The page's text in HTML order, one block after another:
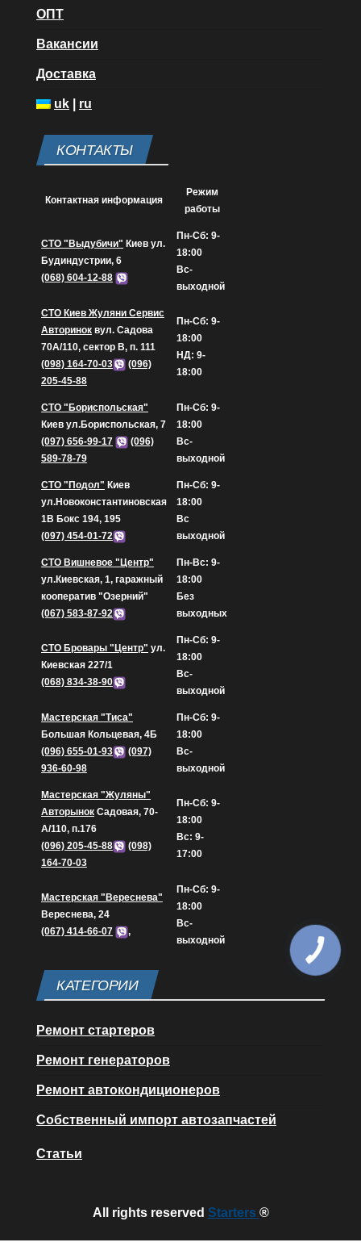
ОПТ
Вакансии
Доставка
uk ru
КОНТАКТЫ
Контактная информация
Режим
работы
СТО "Выдубичи" Киев ул.
Будиндустрии, 6
(068) 604-12-88
Пн-Сб: 9-
18:00
Вс-
выходной
СТО Киев Жуляни Сервис
Авторинок вул. Садова
70А/110, сектор В, п. 111
(098) 164-70-03
(096)
205-45-88
Пн-Сб: 9-
18:00
НД: 9-
18:00
СТО "Бориспольская"
Киев ул.Бориспольская, 7
(097) 656-99-17
(096)
589-78-79
Пн-Сб: 9-
18:00
Вс-
выходной
СТО "Подол" Киев
ул.Новоконстантиновская
1В Бокс 194, 195
(097) 454-01-72
Пн-Сб: 9-
18:00
Вс
выходной
СТО Вишневое "Центр"
ул.Киевская, 1, гаражный
кооператив "Озерний"
(067) 583-87-92
Пн-Вс: 9-
18:00
Без
выходных
СТО Бровары "Центр" ул.
Киевская 227/1
(068) 834-38-90
Пн-Сб: 9-
18:00
Вс-
выходной
Мастерская "Тиса"
Большая Кольцевая, 4Б
(096) 655-01-93
(097)
936-60-98
Пн-Сб: 9-
18:00
Вс-
выходной
Мастерская "Жуляны"
Авторынок Садовая, 70-
А/110, п.176
(096) 205-45-88
(098)
164-70-03
Пн-Сб: 9-
18:00
Вс: 9-
17:00
Мастерская "Вереснева"
Вереснева, 24
(067) 414-66-07
,
Пн-Сб: 9-
18:00
Вс-
выходной
КАТЕГОРИИ
Ремонт стартеров
Ремонт генераторов
Ремонт автокондиционеров
Собственный импорт автозапчастей
Статьи
All rights reserved Starters ®